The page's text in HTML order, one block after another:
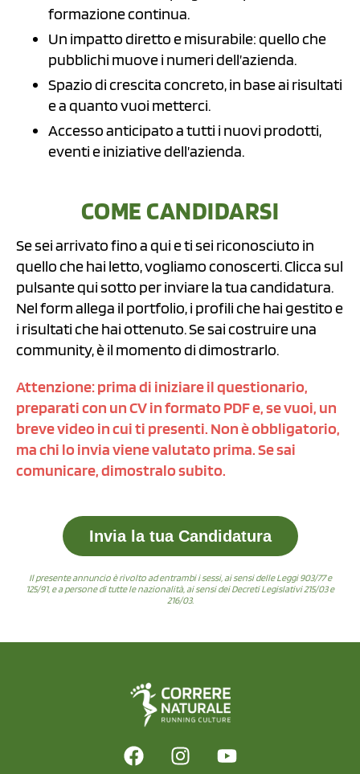
formazione continua.
Un impatto diretto e misurabile: quello che
pubblichi muove i numeri dell’azienda.
Spazio di crescita concreto, in base ai risultati
e a quanto vuoi metterci.
Accesso anticipato a tutti i nuovi prodotti,
eventi e iniziative dell’azienda.
COME CANDIDARSI
Se sei arrivato fino a qui e ti sei riconosciuto in
quello che hai letto, vogliamo conoscerti. Clicca sul
pulsante qui sotto per inviare la tua candidatura.
Nel form allega il portfolio, i profili che hai gestito e
i risultati che hai ottenuto. Se sai costruire una
community, è il momento di dimostrarlo.
Attenzione: prima di iniziare il questionario,
preparati con un CV in formato PDF e, se vuoi, un
breve video in cui ti presenti. Non è obbligatorio,
ma chi lo invia viene valutato prima. Se sai
comunicare, dimostralo subito.
Invia la tua Candidatura
Il presente annuncio è rivolto ad entrambi i sessi, ai sensi delle Leggi 903/77 e
125/91, e a persone di tutte le nazionalità, ai sensi dei Decreti Legislativi 215/03 e
216/03.